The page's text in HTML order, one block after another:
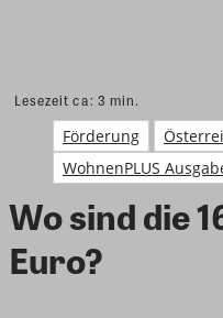
Lesezeit ca: 3 min.
Förderung
WohnenPLUS
Wo sind die
Euro?